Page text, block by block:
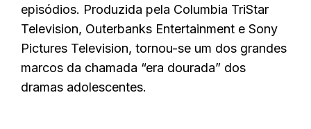
episódios. Produzida pela Columbia TriStar
Television, Outerbanks Entertainment e Sony
Pictures Television, tornou-se um dos grandes
marcos da chamada “era dourada” dos
dramas adolescentes.